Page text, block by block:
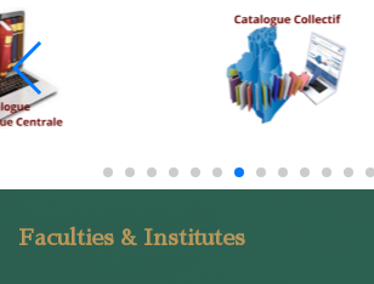
Faculties & Institutes